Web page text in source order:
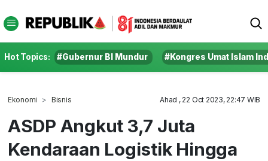
Hot Topics: #Gubernur BI Mundur #Kongres Umat Islam
Ekonomi Bisnis Ahad , 22 Oct 2023, 22:47 WIB
ASDP Angkut 3,7 Juta
Kendaraan Logistik Hingga